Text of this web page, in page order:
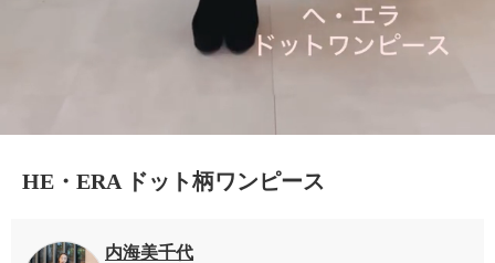
HE・ERA ドット柄ワンピース
内海美千代